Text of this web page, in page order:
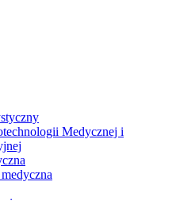
Medycznej i